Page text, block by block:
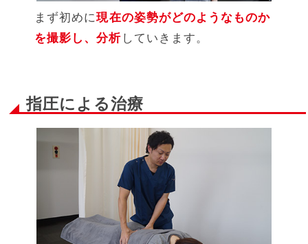
まず初めに現在の姿勢がどのようなものか
を撮影し、分析していきます。
指圧による治療